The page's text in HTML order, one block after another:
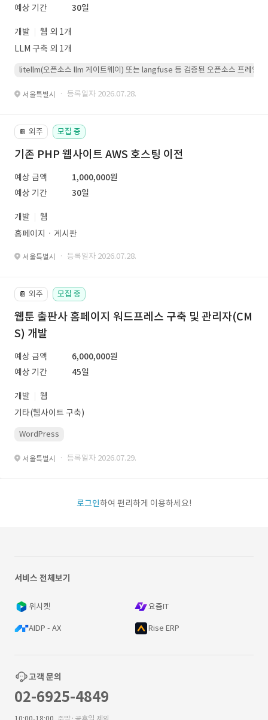
예상 기간
30일
개발
웹 외 1개
LLM 구축 외 1개
litellm(오픈소스 llm 게이트웨이) 또는 langfuse 등 검증된 오픈소스 프레임워
서울특별시 · 등록일자 2026.07.28.
📔 외주 모집 중
기존 PHP 웹사이트 AWS 호스팅 이전
예상 금액
1,000,000원
예상 기간
30일
개발
웹
홈페이지ㆍ게시판
서울특별시 · 등록일자 2026.07.28.
📔 외주 모집 중
웹툰 출판사 홈페이지 워드프레스 구축 및 관리자(CM
S) 개발
예상 금액
6,000,000원
예상 기간
45일
개발
웹
기타(웹사이트 구축)
WordPress
서울특별시 · 등록일자 2026.07.29.
로그인하여 편리하게 이용하세요!
서비스 전체보기
위시켓 요즘IT
AIDP - AX Rise ERP
고객 문의
02-6925-4849